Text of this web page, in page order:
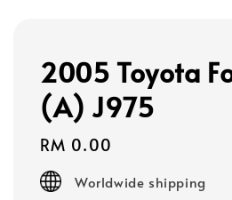
2005 Toyota
(A) J975
Regular
price
RM 0.00
Worldwide shipping